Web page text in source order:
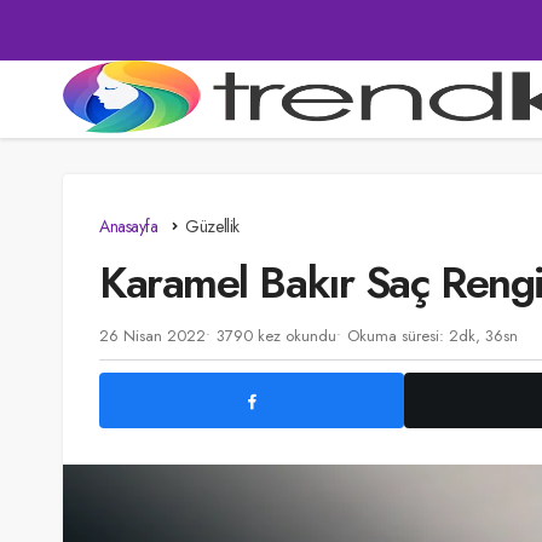
Anasayfa Güzellik
Karamel Bakır Saç
26 Nisan 2022 3790 kez okundu Okuma süresi: 2dk, 36sn